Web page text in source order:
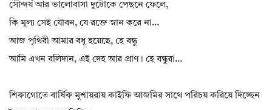
সৌন্দর্য আর ভালোবাসা দুটোকে পেছনে ফেলে,
কি মূল্য সেই যৌবন, যে রক্তে স্নান করে না…
আজ পৃথিবী আমার বধূ হয়েছে, হে বন্ধু
আমি এখন বলিদান, এই দেহ আর প্রাণ। হে বন্ধুরা…
শিকাগোতে বার্ষিক মুশায়রায় কাইফি আজমির সাথে পরিচয় করিয়ে দিচ্ছেন